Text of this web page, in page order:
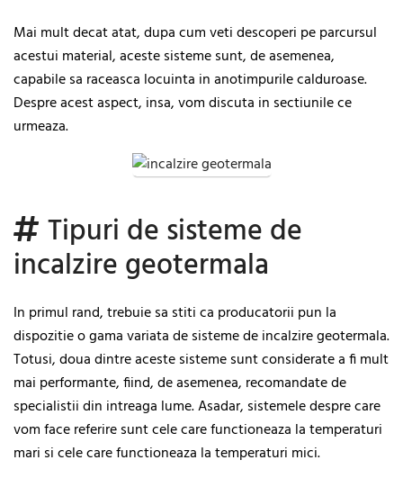
Mai mult decat atat, dupa cum veti descoperi pe parcursul
acestui material, aceste sisteme sunt, de asemenea,
capabile sa raceasca locuinta in anotimpurile calduroase.
Despre acest aspect, insa, vom discuta in sectiunile ce
urmeaza.
Tipuri de sisteme de
incalzire geotermala
In primul rand, trebuie sa stiti ca producatorii pun la
dispozitie o gama variata de sisteme de incalzire geotermala.
Totusi, doua dintre aceste sisteme sunt considerate a fi mult
mai performante, fiind, de asemenea, recomandate de
specialistii din intreaga lume. Asadar, sistemele despre care
vom face referire sunt cele care functioneaza la temperaturi
mari si cele care functioneaza la temperaturi mici.